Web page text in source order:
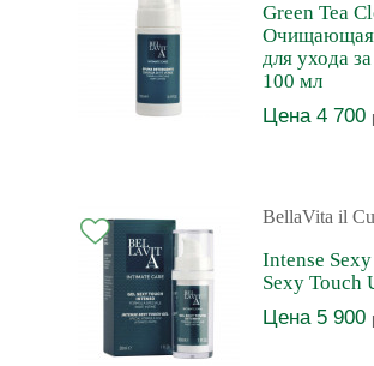
Green Tea
Очищающая
для ухода
100 мл
Цена 4 700
BellaVita il
Intense
Sexy Touch
Цена 5 900